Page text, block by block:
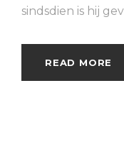
sindsdien is hij
READ MORE